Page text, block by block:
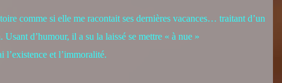
comme si elle me racontait ses dernières vacances… traitant d’un
d’humour, il a su la laissé se mettre « à nue »
l’existence et l’immoralité.